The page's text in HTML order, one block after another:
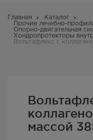
Главная
Каталог
Прочие лечебно-
Опорно-двигательная
Хондропротекторы
Вольтафлекс с
массой